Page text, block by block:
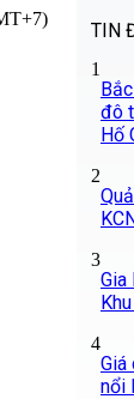
TIN
1
đô
Hố
2
3
Gia
4
Giá
nổi